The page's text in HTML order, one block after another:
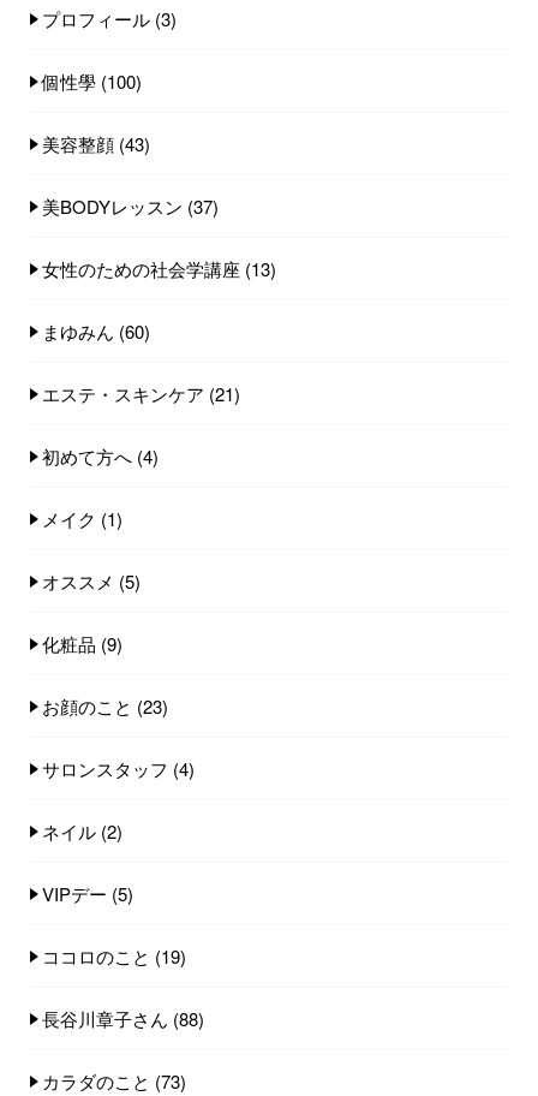
プロフィール (3)
個性學 (100)
美容整顔 (43)
美BODYレッスン (37)
女性のための社会学講座 (13)
まゆみん (60)
エステ・スキンケア (21)
初めて方へ (4)
メイク (1)
オススメ (5)
化粧品 (9)
お顔のこと (23)
サロンスタッフ (4)
ネイル (2)
VIPデー (5)
ココロのこと (19)
長谷川章子さん (88)
カラダのこと (73)